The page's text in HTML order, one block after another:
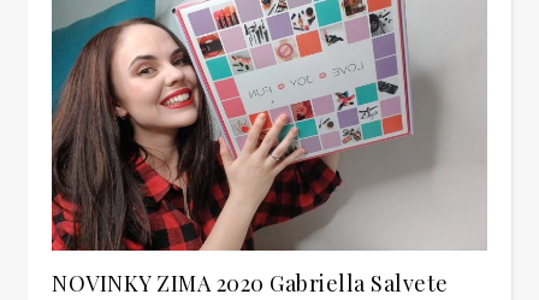
NOVINKY ZIMA 2020 Gabriella Salvete